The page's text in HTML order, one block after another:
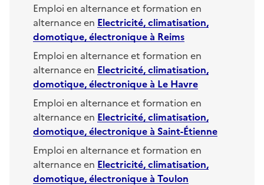
Emploi en alternance et formation en
alternance en Electricité, climatisation,
domotique, électroniqueà Reims
Emploi en alternance et formation en
alternance en Electricité, climatisation,
domotique, électroniqueà Le Havre
Emploi en alternance et formation en
alternance en Electricité, climatisation,
domotique, électroniqueà Saint-Étienne
Emploi en alternance et formation en
alternance en Electricité, climatisation,
domotique, électroniqueà Toulon